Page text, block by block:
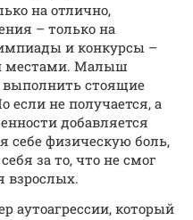
на отлично,
– только на
и конкурсы –
местами. Малыш
выполнить стоящие
если не получается, а
добавляется
себе физическую боль,
за то, что не смог
взрослых.
аутоагрессии, который